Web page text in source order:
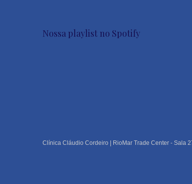
Nossa playlist no Spotify
Clínica Cláudio Cordeiro | RioMar Trade Center - Sala